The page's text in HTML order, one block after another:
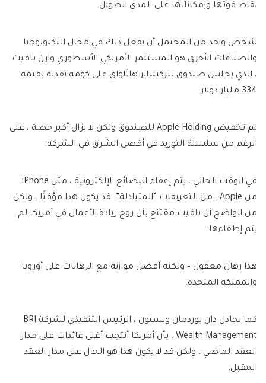
نقاط قوتها وإمكاناتها على المدى الطويل.
شخص واحد من المحتمل أن يفعل ذلك في مجال التكنولوجيا
والصناعات الأخرى هو المستثمر الأمريكي الأسطوري وارن بافيت
، الذي يجلس صندوق بيركشاير هاثاواي على كومة نقدية بقيمة
334 مليار دولار.
تم تخفيض Apple Holding للصندوق ولكن لا يزال أكبر حصة ، على
الرغم من سلسلة التوريد في أقصى الشرق في الشركة.
في الوقت الحالي ، يتم إعفاء البضائع الإلكترونية ، مثل iPhone
من Apple ، من التعريفات “المتبادلة”. قد يكون هذا مؤقتًا ، ولكن
من الواضح أن بافيت مقتنع بأن روح ريادة الأعمال في أمريكا لم
يتم إطفاءها.
هذا رهان معقول – ولكنه أفضل موازنة مع الرهانات على أوروبا
والمملكة المتحدة.
كما يجادل دان بوردمان ويستون ، الرئيس التنفيذي لشركة BRI
Wealth Management ، بأن أمريكا أنتجت أغنى عائدات على مدار
العقد الماضي ، ولكن قد لا يكون هذا هو الحال على مدار العقد
المقبل.